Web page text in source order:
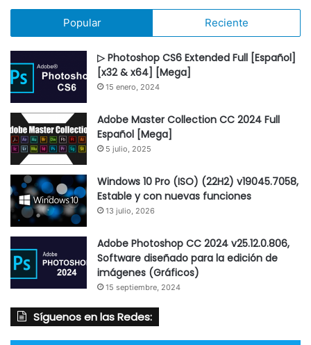
Popular Reciente
▷ Photoshop CS6 Extended Full [Español]
[x32 & x64] [Mega]
15 enero, 2024
Adobe Master Collection CC 2024 Full
Español [Mega]
5 julio, 2025
Windows 10 Pro (ISO) (22H2) v19045.7058,
Estable y con nuevas funciones
13 julio, 2026
Adobe Photoshop CC 2024 v25.12.0.806,
Software diseñado para la edición de
imágenes (Gráficos)
15 septiembre, 2024
Síguenos en las Redes: